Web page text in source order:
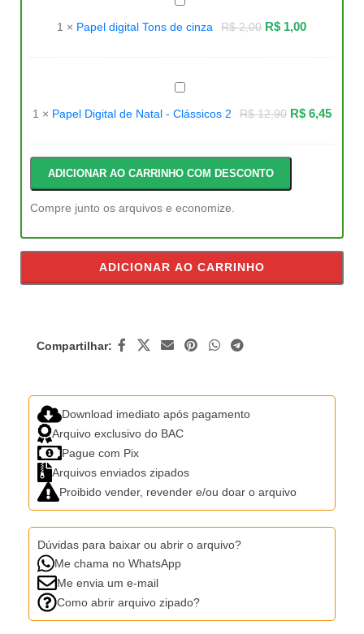
digital
de
1 × Papel digital Tons de cinza R$2,00 R$ 1,00
Papel
Digital
Natal
1 × Papel Digital de Natal - Clássicos 2 R$12,90 R$6,45
ADICIONAR AO CARRINHO COM DESCONTO
Compre junto os arquivos e economize.
ADICIONAR AO CARRINHO
Compartilhar:
Download imediato após pagamento
Arquivo exclusivo do BAC
Pague com Pix
Arquivos enviados zipados
Proibido vender, revender e/ou doar o arquivo
Dúvidas para baixar ou abrir o arquivo?
Me chama no WhatsApp
Me envia um e-mail
Como abrir arquivo zipado?